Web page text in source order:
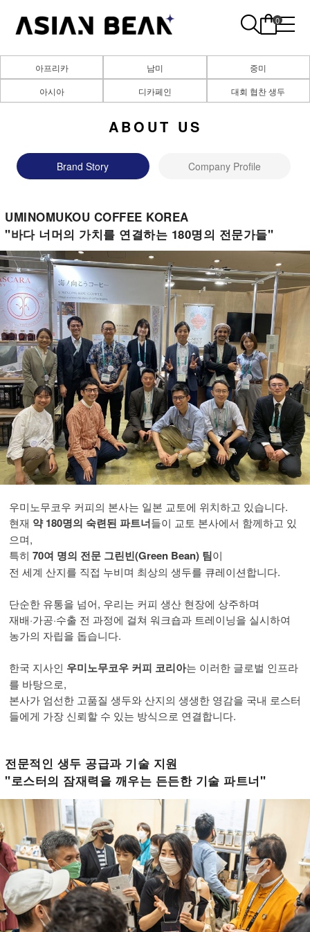
0
아프리카 남미
중미
아시아
디카페인 대회 협찬 생두
ABOUT US
Brand Story Company Profile
UMINOMUKOU COFFEE KOREA
"바다 너머의 가치를 연결하는 180명의 전문가들"
우미노무코우 커피의 본사는 일본 교토에 위치하고 있습니다.
현재 약 180명의 숙련된 파트너들이 교토 본사에서 함께하고 있
으며,
특히 70여 명의 전문 그린빈(Green Bean) 팀이
전 세계 산지를 직접 누비며 최상의 생두를 큐레이션합니다.
단순한 유통을 넘어, 우리는 커피 생산 현장에 상주하며
재배·가공·수출 전 과정에 걸쳐 워크숍과 트레이닝을 실시하여
농가의 자립을 돕습니다.
한국 지사인 우미노무코우 커피 코리아는 이러한 글로벌 인프라
를 바탕으로,
본사가 엄선한 고품질 생두와 산지의 생생한 영감을 국내 로스터
들에게 가장 신뢰할 수 있는 방식으로 연결합니다.
전문적인 생두 공급과 기술 지원
"로스터의 잠재력을 깨우는 든든한 기술 파트너"